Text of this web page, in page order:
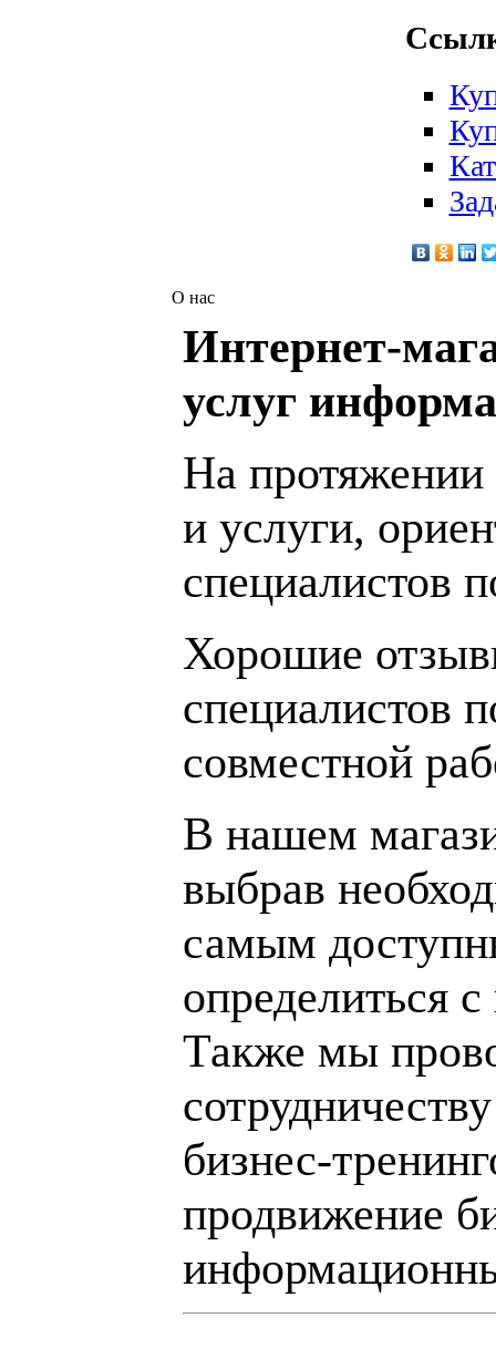
О нас
Интернет-
услуг
На протяжении
и услуги,
специалистов
Хорошие
специалистов
совместной
В нашем
выбрав
самым
определиться
Также мы
бизнес-
продвижение